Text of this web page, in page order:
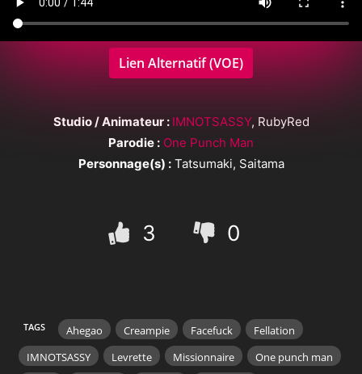
Lien Alternatif (VOE)
Studio / Animateur : IMNOTSASSY, RubyRed
Parodie : One Punch Man
Personnage(s) :Tatsumaki, Saitama
3 0
TAGS Ahegao Creampie Facefuck
Fellation
IMNOTSASSY
Levrette Missionnaire
One punch man